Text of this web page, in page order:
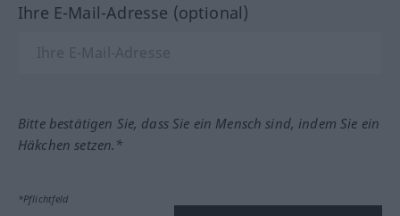
Ihre E-Mail-Adresse (optional)
Bitte bestätigen Sie, dass Sie ein Mensch sind, indem Sie ein
Häkchen setzen.*
*Pflichtfeld